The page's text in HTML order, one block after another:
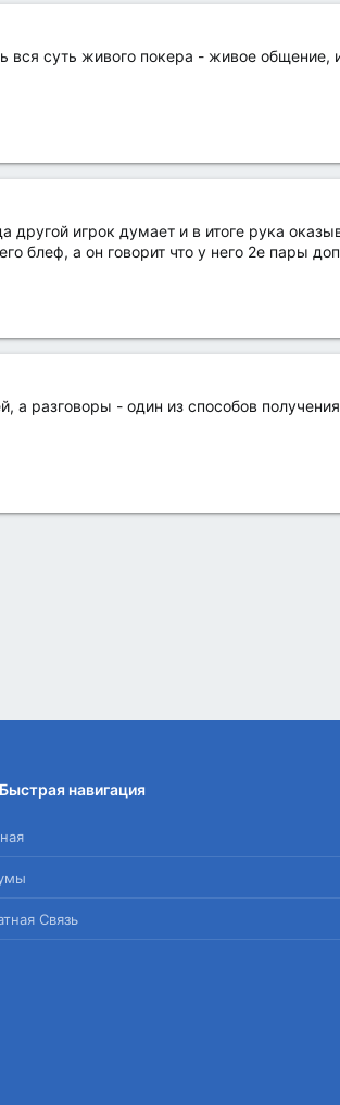
вся суть живого покера - живое
другой игрок думает и в итоге рука
блеф, а он говорит что у него 2е пары
а разговоры - один из способов
Быстрая навигация
Связь